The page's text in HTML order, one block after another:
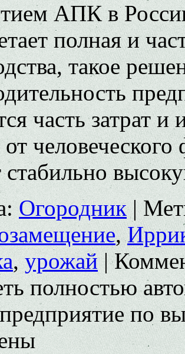
АПК в
полная и
такое
часть затрат
от
стабильно
Огородник |
,
,урожай |
полностью
по